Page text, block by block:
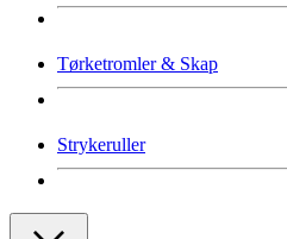
Tørketromler & Skap
Strykeruller